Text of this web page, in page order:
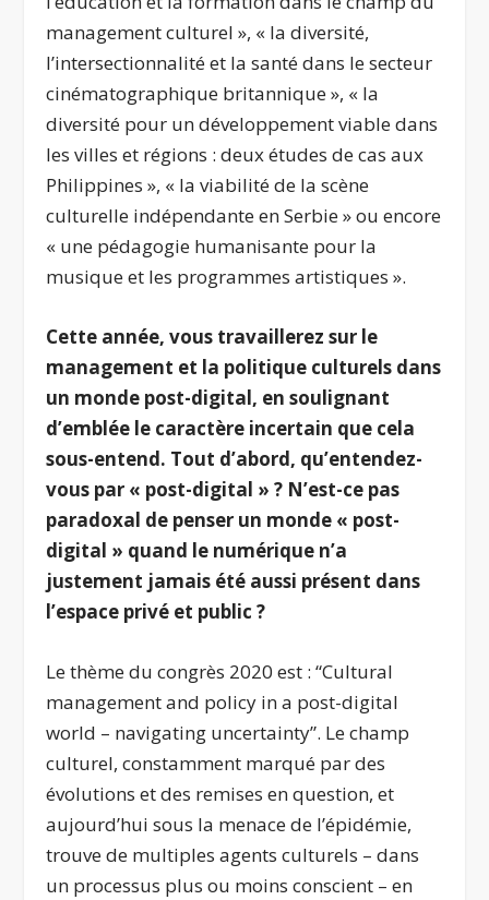
management culturel », « la diversité,
l’intersectionnalité et la santé dans le secteur
cinématographique britannique », « la
diversité pour un développement viable dans
les villes et régions : deux études de cas aux
Philippines », « la viabilité de la scène
culturelle indépendante en Serbie » ou encore
« une pédagogie humanisante pour la
musique et les programmes artistiques ».
Cette année, vous travaillerez sur le
management et la politique culturels dans
un monde post-digital, en soulignant
d’emblée le caractère incertain que cela
sous-entend. Tout d’abord, qu’entendez-
vous par « post-digital » ? N’est-ce pas
paradoxal de penser un monde « post-
digital » quand le numérique n’a
justement jamais été aussi présent dans
l’espace privé et public ?
Le thème du congrès 2020 est : “Cultural
management and policy in a post-digital
world – navigating uncertainty”. Le champ
culturel, constamment marqué par des
évolutions et des remises en question, et
aujourd’hui sous la menace de l’épidémie,
trouve de multiples agents culturels – dans
un processus plus ou moins conscient – en